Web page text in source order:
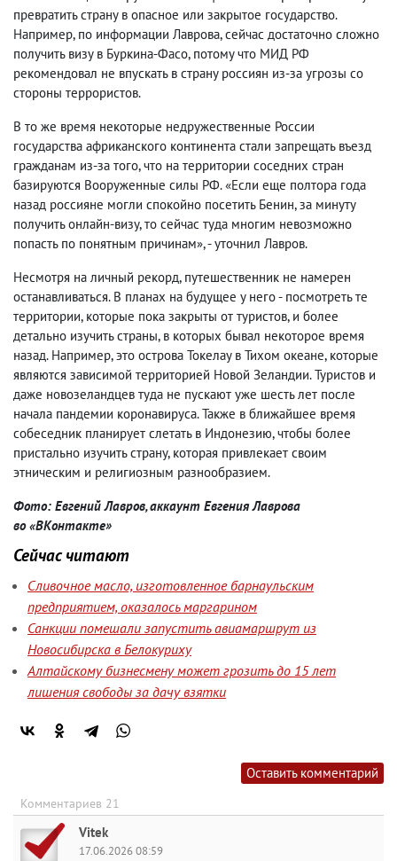
превратить страну в опасное или закрытое государство.
Например, по информации Лаврова, сейчас достаточно сложно
получить визу в Буркина-Фасо, потому что МИД РФ
рекомендовал не впускать в страну россиян из-за угрозы со
стороны террористов.
В то же время некоторые недружественные России
государства африканского континента стали запрещать въезд
гражданам из-за того, что на территории соседних стран
базируются Вооруженные силы РФ. «Если еще полтора года
назад россияне могли спокойно посетить Бенин, за минуту
получить онлайн-визу, то сейчас туда многим невозможно
попасть по понятным причинам», - уточнил Лавров.
Несмотря на личный рекорд, путешественник не намерен
останавливаться. В планах на будущее у него - посмотреть те
территории, которые пока закрыты от туристов, и более
детально изучить страны, в которых бывал некоторое время
назад. Например, это острова Токелау в Тихом океане, которые
являются зависимой территорией Новой Зеландии. Туристов и
даже новозеландцев туда не пускают уже шесть лет после
начала пандемии коронавируса. Также в ближайшее время
собеседник планирует слетать в Индонезию, чтобы более
пристально изучить страну, которая привлекает своим
этническим и религиозным разнообразием.
Фото: Евгений Лавров, аккаунт Евгения Лаврова
во «ВКонтакте»
Сейчас читают
Сливочное масло, изготовленное барнаульским
предприятием, оказалось маргарином
Санкции помешали запустить авиамаршрут из
Новосибирска в Белокуриху
Алтайскому бизнесмену может грозить до 15 лет
лишения свободы за дачу взятки
Оставить комментарий
Комментариев 21
Vitek
17.06.2026 08:59